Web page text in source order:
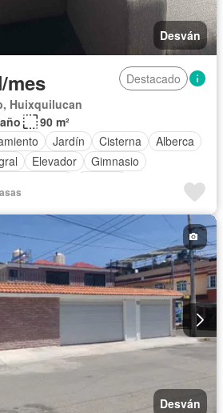
Desván
mes
Destacado
Huixquilucan
90 m²
Jardín Cisterna
Alberca
Elevador
Gimnasio
discapacidad
Electricidad Agua
Azotea
Caseta de vigilancia
Vista panorámica
Conserje
Balcón
Permite mascotas
Desván